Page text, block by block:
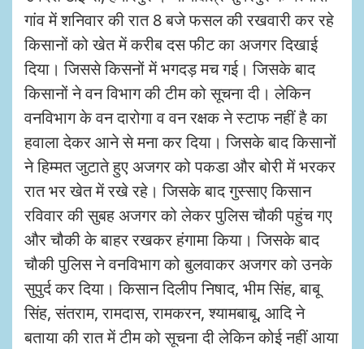
गांव में शनिवार की रात 8 बजे फसल की रखवारी कर रहे
किसानों को खेत में करीब दस फीट का अजगर दिखाई
दिया। जिससे किसनों में भगदड़ मच गई। जिसके बाद
किसानों ने वन विभाग की टीम को सूचना दी। लेकिन
वनविभाग के वन दारोगा व वन रक्षक ने स्टाफ नहीं है का
हवाला देकर आने से मना कर दिया। जिसके बाद किसानों
ने हिम्मत जुटाते हुए अजगर को पकडा और बोरी में भरकर
रात भर खेत में रखे रहे। जिसके बाद गुस्साए किसान
रविवार की सुबह अजगर को लेकर पुलिस चौकी पहुंच गए
और चौकी के बाहर रखकर हंगामा किया। जिसके बाद
चौकी पुलिस ने वनविभाग को बुलवाकर अजगर को उनके
सुपुर्द कर दिया। किसान दिलीप निषाद, भीम सिंह, बाबू
सिंह, संतराम, रामदास, रामकरन, श्यामबाबू, आदि ने
बताया की रात में टीम को सूचना दी लेकिन कोई नहीं आया